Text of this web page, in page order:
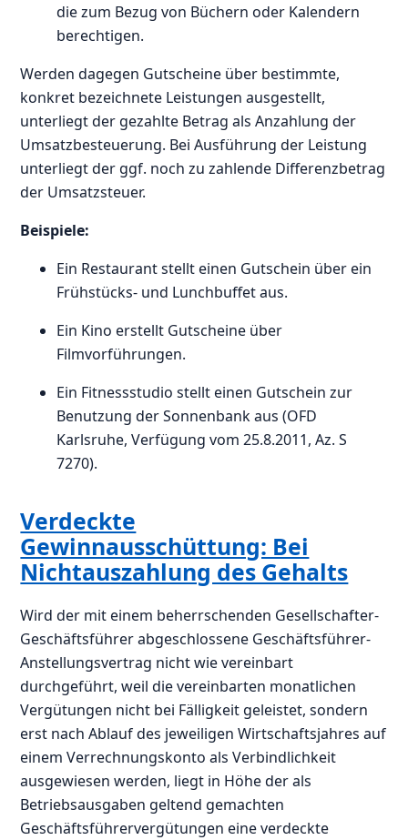
die zum Bezug von Büchern oder Kalendern
berechtigen.
Werden dagegen Gutscheine über bestimmte,
konkret bezeichnete Leistungen ausgestellt,
unterliegt der gezahlte Betrag als Anzahlung der
Umsatzbesteuerung. Bei Ausführung der Leistung
unterliegt der ggf. noch zu zahlende Differenzbetrag
der Umsatzsteuer.
Beispiele:
Ein Restaurant stellt einen Gutschein über ein
Frühstücks- und Lunchbuffet aus.
Ein Kino erstellt Gutscheine über
Filmvorführungen.
Ein Fitnessstudio stellt einen Gutschein zur
Benutzung der Sonnenbank aus (OFD
Karlsruhe, Verfügung vom 25.8.2011, Az. S
7270).
Verdeckte
Gewinnausschüttung: Bei
Nichtauszahlung des Gehalts
Wird der mit einem beherrschenden Gesellschafter-
Geschäftsführer abgeschlossene Geschäftsführer-
Anstellungsvertrag nicht wie vereinbart
durchgeführt, weil die vereinbarten monatlichen
Vergütungen nicht bei Fälligkeit geleistet, sondern
erst nach Ablauf des jeweiligen Wirtschaftsjahres auf
einem Verrechnungskonto als Verbindlichkeit
ausgewiesen werden, liegt in Höhe der als
Betriebsausgaben geltend gemachten
Geschäftsführervergütungen eine verdeckte